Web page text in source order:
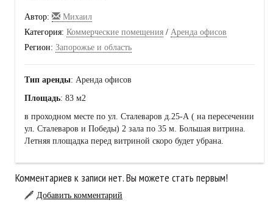
Автор:
Михаил
Категория: Коммерческие помещения / Аренда офисов
Регион: Запорожье и область
Тип аренды: Аренда офисов
Площадь: 83 м2
в проходном месте по ул. Сталеваров д.25-А ( на пересечении
ул. Сталеваров и Победы) 2 зала по 35 м. Большая витрина.
Летняя площадка перед витриной скоро будет убрана.
Комментариев к записи нет. Вы можете стать первым!
Добавить комментарий